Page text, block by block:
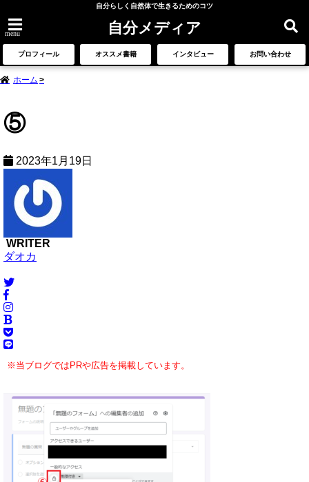
自分らしく自然体で生きるためのコツ
menu 自分メディア
プロフィール オススメ書籍 インタビュー お問い合わせ
ホーム
⑤
2023年1月19日
WRITER
ダオカ
※当ブログではPRや広告を掲載しています。